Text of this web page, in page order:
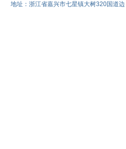
地址：浙江省嘉兴市七星镇大树320国